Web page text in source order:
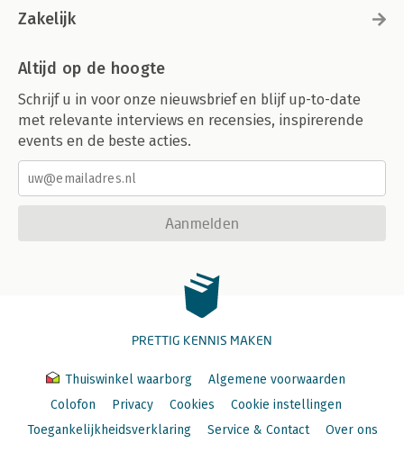
Zakelijk
Altijd op de hoogte
Schrijf u in voor onze nieuwsbrief en blijf up-to-date
met relevante interviews en recensies, inspirerende
events en de beste acties.
Aanmelden
PRETTIG KENNIS MAKEN
Thuiswinkel waarborg
Algemene voorwaarden
Colofon
Privacy Cookies
Cookie instellingen
Toegankelijkheidsverklaring
Service & Contact Over ons